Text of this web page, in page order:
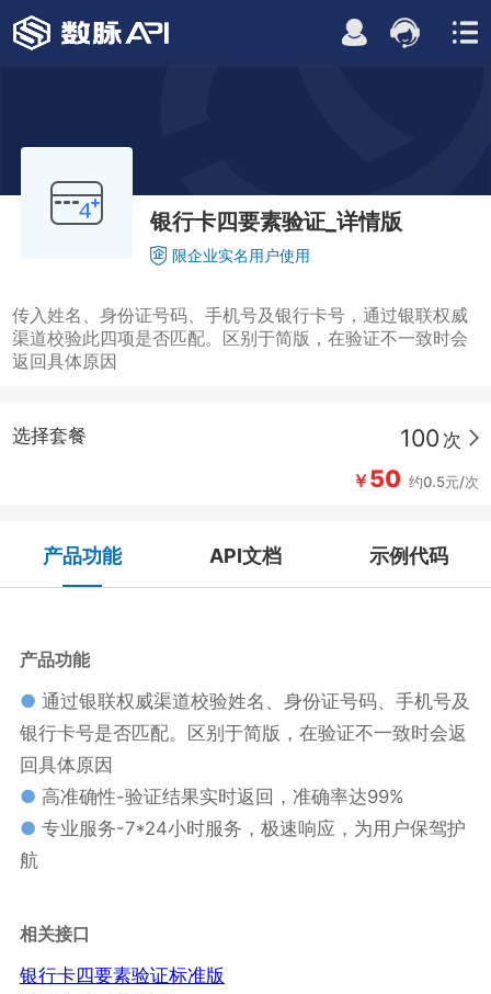
银行卡四要素验证_详情版
限企业实名用户使用
传入姓名、身份证号码、手机号及银行卡号，通过银联权威
渠道校验此四项是否匹配。区别于简版，在验证不一致时会
返回具体原因
选择套餐 100 次
￥50 约0.5元/次
产品功能 API文档 示例代码
产品功能
● 通过银联权威渠道校验姓名、身份证号码、手机号及
银行卡号是否匹配。区别于简版，在验证不一致时会返
回具体原因
● 高准确性-验证结果实时返回，准确率达99%
● 专业服务-7*24小时服务，极速响应，为用户保驾护
航
相关接口
银行卡四要素验证标准版